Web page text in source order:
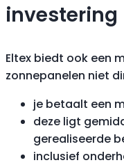
investering
Eltex biedt ook een
zonnepanelen niet
je betaalt een
deze ligt
gerealiseerde
inclusief